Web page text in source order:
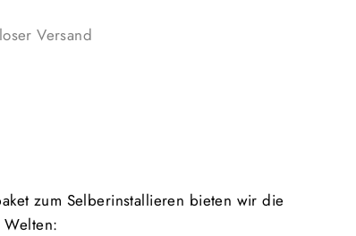
Versand
zum Selberinstallieren bieten wir die